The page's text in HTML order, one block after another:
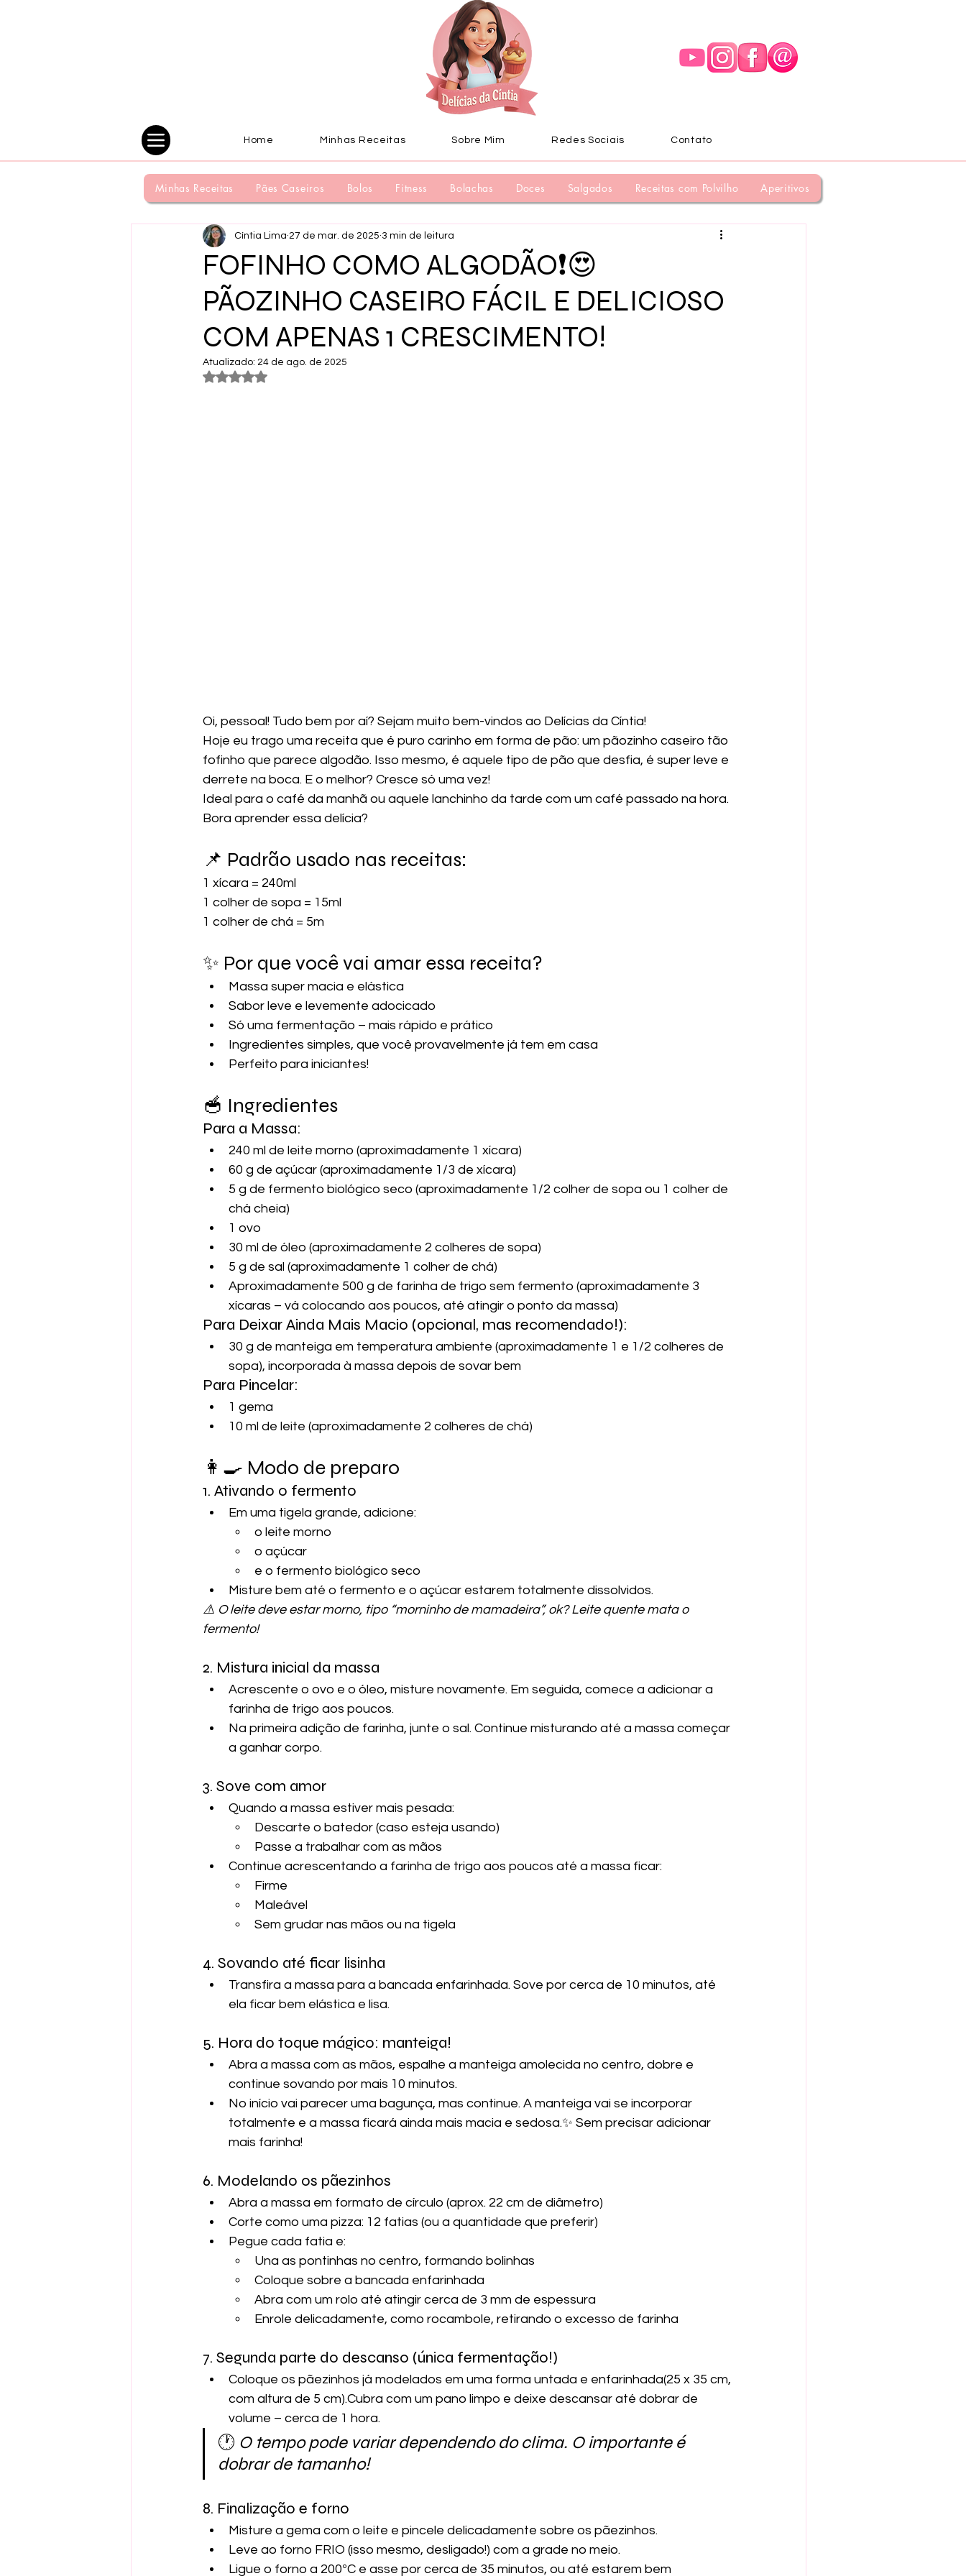
Home Minhas Receitas Sobre Mim Redes Sociais Contato
Minhas Receitas Pães Caseiros Bolos Fitness Bolachas Doces Salgados Receitas com Polvilho Aperitivos
FOFINHO COMO ALGODÃO❗😍
PÃOZINHO CASEIRO FÁCIL E DELICIOSO
COM APENAS 1 CRESCIMENTO!
Cíntia Lima 27 de mar. de 2025 3 min de leitura
Atualizado: 24 de ago. de 2025
Avaliado com NaN de 5 estrelas.
Oi, pessoal! Tudo bem por aí? Sejam muito bem-vindos ao Delícias da Cíntia!
Hoje eu trago uma receita que é puro carinho em forma de pão: um pãozinho caseiro tão
fofinho que parece algodão. Isso mesmo, é aquele tipo de pão que desfia, é super leve e
derrete na boca. E o melhor? Cresce só uma vez!
Ideal para o café da manhã ou aquele lanchinho da tarde com um café passado na hora.
Bora aprender essa delícia?
📌 Padrão usado nas receitas:
1 xícara = 240ml
1 colher de sopa = 15ml
1 colher de chá = 5m
✨ Por que você vai amar essa receita?
Massa super macia e elástica
Sabor leve e levemente adocicado
Só uma fermentação – mais rápido e prático
Ingredientes simples, que você provavelmente já tem em casa
Perfeito para iniciantes!
🥣 Ingredientes
Para a Massa:
240 ml de leite morno (aproximadamente 1 xícara)
60 g de açúcar (aproximadamente 1/3 de xícara)
5 g de fermento biológico seco (aproximadamente 1/2 colher de sopa ou 1 colher de
chá cheia)
1 ovo
30 ml de óleo (aproximadamente 2 colheres de sopa)
5 g de sal (aproximadamente 1 colher de chá)
Aproximadamente 500 g de farinha de trigo sem fermento (aproximadamente 3
xícaras – vá colocando aos poucos, até atingir o ponto da massa)
Para Deixar Ainda Mais Macio (opcional, mas recomendado!):
30 g de manteiga em temperatura ambiente (aproximadamente 1 e 1/2 colheres de
sopa), incorporada à massa depois de sovar bem
Para Pincelar:
1 gema
10 ml de leite (aproximadamente 2 colheres de chá)
👩‍🍳 Modo de preparo
1. Ativando o fermento
Em uma tigela grande, adicione:
o leite morno
o açúcar
e o fermento biológico seco
Misture bem até o fermento e o açúcar estarem totalmente dissolvidos.
⚠️ O leite deve estar morno, tipo “morninho de mamadeira”, ok? Leite quente mata o
fermento!
2. Mistura inicial da massa
Acrescente o ovo e o óleo, misture novamente. Em seguida, comece a adicionar a
farinha de trigo aos poucos.
Na primeira adição de farinha, junte o sal. Continue misturando até a massa começar
a ganhar corpo.
3. Sove com amor
Quando a massa estiver mais pesada:
Descarte o batedor (caso esteja usando)
Passe a trabalhar com as mãos
Continue acrescentando a farinha de trigo aos poucos até a massa ficar:
Firme
Maleável
Sem grudar nas mãos ou na tigela
4. Sovando até ficar lisinha
Transfira a massa para a bancada enfarinhada. Sove por cerca de 10 minutos, até
ela ficar bem elástica e lisa.
5. Hora do toque mágico: manteiga!
Abra a massa com as mãos, espalhe a manteiga amolecida no centro, dobre e
continue sovando por mais 10 minutos.
No início vai parecer uma bagunça, mas continue. A manteiga vai se incorporar
totalmente e a massa ficará ainda mais macia e sedosa.✨ Sem precisar adicionar
mais farinha!
6. Modelando os pãezinhos
Abra a massa em formato de círculo (aprox. 22 cm de diâmetro)
Corte como uma pizza: 12 fatias (ou a quantidade que preferir)
Pegue cada fatia e:
Una as pontinhas no centro, formando bolinhas
Coloque sobre a bancada enfarinhada
Abra com um rolo até atingir cerca de 3 mm de espessura
Enrole delicadamente, como rocambole, retirando o excesso de farinha
7. Segunda parte do descanso (única fermentação!)
Coloque os pãezinhos já modelados em uma forma untada e enfarinhada(25 x 35 cm,
com altura de 5 cm).Cubra com um pano limpo e deixe descansar até dobrar de
volume – cerca de 1 hora.
🕐 O tempo pode variar dependendo do clima. O importante é
dobrar de tamanho!
8. Finalização e forno
Misture a gema com o leite e pincele delicadamente sobre os pãezinhos.
Leve ao forno FRIO (isso mesmo, desligado!) com a grade no meio.
Ligue o forno a 200ºC e asse por cerca de 35 minutos, ou até estarem bem